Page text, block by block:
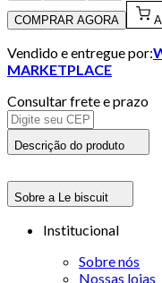
COMPRAR AGORA
Vendido e entregue por:
MARKETPLACE
Consultar frete e prazo
Descrição do produto
Sobre a Le biscuit
Institucional
Sobre nós
Nossas lojas